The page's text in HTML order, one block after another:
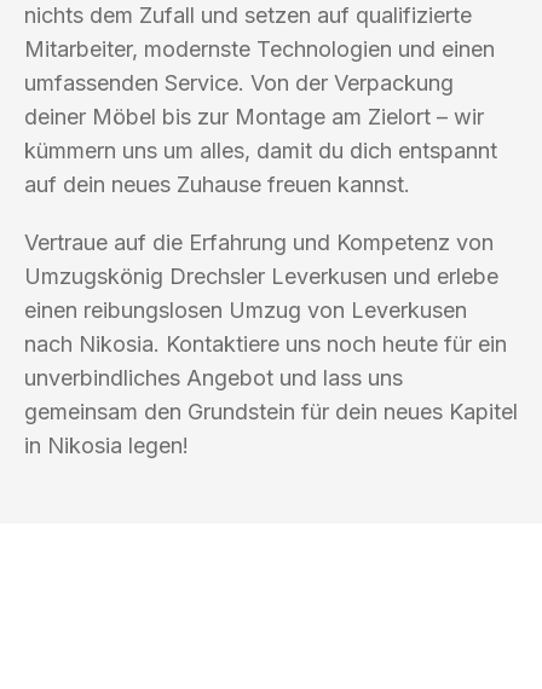
nichts dem Zufall und setzen auf qualifizierte
Mitarbeiter, modernste Technologien und einen
umfassenden Service. Von der Verpackung
deiner Möbel bis zur Montage am Zielort – wir
kümmern uns um alles, damit du dich entspannt
auf dein neues Zuhause freuen kannst.
Vertraue auf die Erfahrung und Kompetenz von
Umzugskönig Drechsler Leverkusen und erlebe
einen reibungslosen Umzug von Leverkusen
nach Nikosia. Kontaktiere uns noch heute für ein
unverbindliches Angebot und lass uns
gemeinsam den Grundstein für dein neues Kapitel
in Nikosia legen!